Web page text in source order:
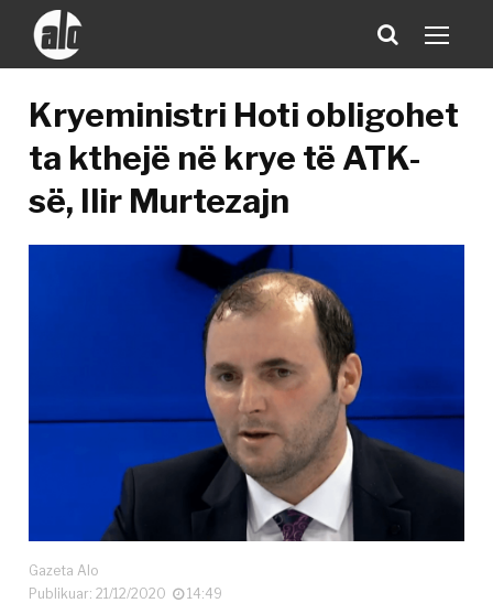
Kryeministri Hoti obligohet
ta kthejë në krye të ATK-
së, Ilir Murtezajn
Gazeta Alo
Publikuar: 21/12/2020
14:49